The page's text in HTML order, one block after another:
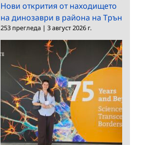
Нови открития от находището
на динозаври в района на Трън
253 прегледа | 3 август 2026 г.